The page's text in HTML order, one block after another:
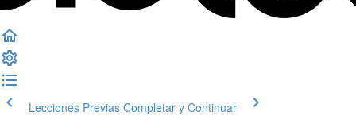
Lecciones Previas Completar y Continuar